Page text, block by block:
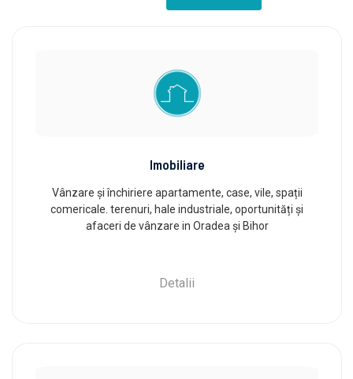
Imobiliare
Vânzare și închiriere apartamente, case, vile, spații
comericale. terenuri, hale industriale, oportunități și
afaceri de vânzare in Oradea și Bihor
Detalii